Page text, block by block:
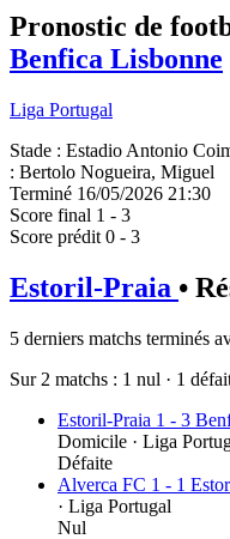
Pronostic de
Benfica Lisbonne
Liga Portugal
Stade : Estadio Antonio
: Bertolo Nogueira, Miguel
Terminé 16/05/2026 21:30
Score final 1 - 3
Score prédit 0 - 3
Estoril-Praia •
5 derniers matchs terminés
Sur 2 matchs : 1 nul · 1
Estoril-Praia 1 - 3
Domicile · Liga
Défaite
Alverca FC 1 - 1
· Liga Portugal
Nul